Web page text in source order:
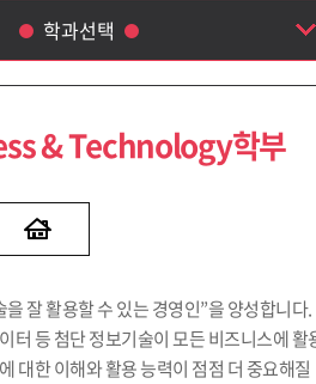
학과선택
& Technology학부
제경영학과(~2013)
영정보학과(~2015)
& Technology학부
잘 활용할 수 있는 경영인”을 양성합니다.
터 등 첨단 정보기술이 모든 비즈니스에 활
대한 이해와 활용 능력이 점점 더 중요해질